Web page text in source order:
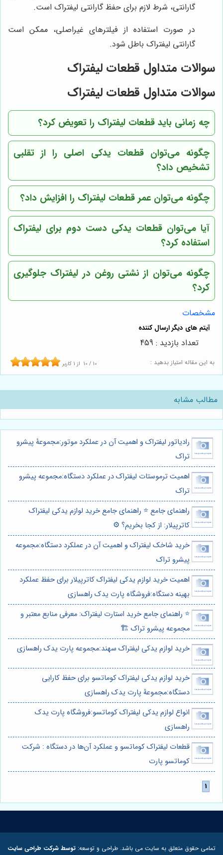
گارانتی، شرط لازم برای حفظ گارانتی لیفتراک است.
در صورت استفاده از فیلترهای غیراصلی، ممکن است
گارانتی لیفتراک باطل شود.
سوالات متداول قطعات لیفتراک
سوالات متداول قطعات لیفتراک
چه زمانی باید قطعات لیفتراک را تعویض کرد؟
چگونه می‌توان قطعات یدکی اصلی را از تقلبی
تشخیص داد؟
چگونه می‌توان عمر قطعات لیفتراک را افزایش داد؟
آیا می‌توان قطعات یدکی دست دوم برای لیفتراک
استفاده کرد؟
چگونه می‌توان از نشتی روغن در لیفتراک جلوگیری
کرد؟
مشخصات
به این مقاله امتیاز بدهید : 10 / 10 از 1 کاربر
تعداد بازدید : 459
مطالب مشابه
رادیاتور لیفتراک و اهمیت آن در عملکرد موتور:مجموعۀ پیشرو
تراک
اهمیت ترموستات لیفتراک در عملکرد دستگاه:مجموعه پیشرو
تراک
راهنمای جامع ⭐️ راهنمای جامع خرید لوازم یدکی لیفتراک
کاترپیلار: از کجا بخریم؟ ⚙️
خرید شاخک لیفتراک و اهمیت آن در عملکرد دستگاه:مجموعه
پیشرو تراک
اهمیت خرید لوازم یدکی لیفتراک کاترپیلار برای حفظ عملکرد
بهینه دستگاه:فروشگاه پارت یدک راهسازی
⭐️ راهنمای جامع خرید استارت لیفتراک: معرفی منابع معتبر و
مجموعه پیشرو تراک 🏗️
خرید لوازم یدکی لیفتراک سهند:مجموعه پارت یدک راهسازی
خرید لوازم یدکی لیفتراک کوماتسو برای حفظ کارایی
دستگاه:مجموعۀ پارت یدک راهسازی
انواع لوازم یدکی لیفتراک کوماتسو:فروشگاه پارت یدک
راهسازی
قطعات لیفتراک کوماتسو و عملکرد آن‌ها در دستگاه : شرکت
کوماتسو پارت
تمامی حقوق متعلق به سایت می باشد. طراحی و توسعه: توسط شرکت طراحی سایت